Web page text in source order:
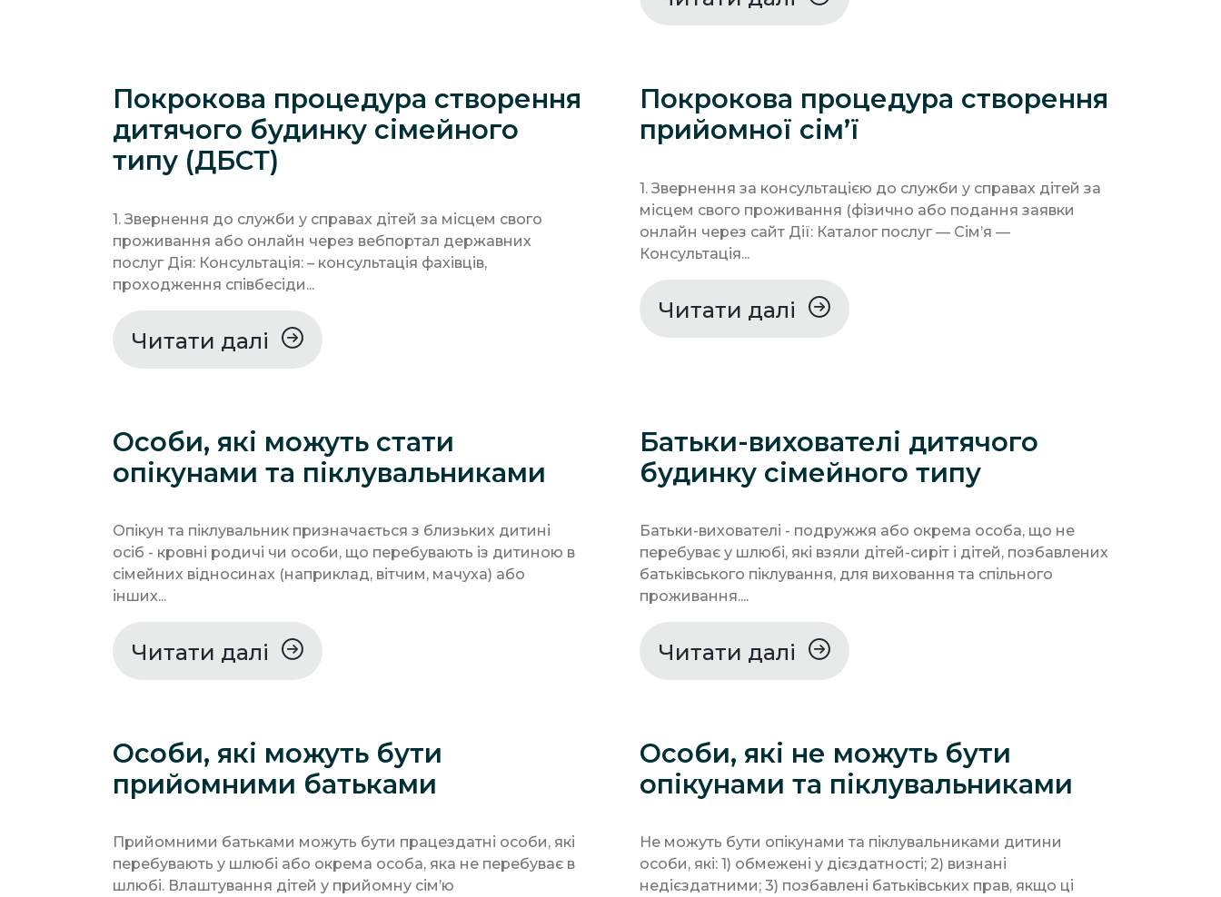
Покрокова процедура створення
дитячого будинку сімейного
типу (ДБСТ)
1. Звернення до служби у справах дітей за місцем свого
проживання або онлайн через вебпортал державних
послуг Дія: Консультація: – консультація фахівців,
проходження співбесіди...
Читати далі
Покрокова процедура створення
прийомної сім’ї
1. Звернення за консультацією до служби у справах дітей за
місцем свого проживання (фізично або подання заявки
онлайн через сайт Дії: Каталог послуг — Сім’я —
Консультація...
Читати далі
Особи, які можуть стати
опікунами та піклувальниками
Опікун та піклувальник призначається з близьких дитині
осіб - кровні родичі чи особи, що перебувають із дитиною в
сімейних відносинах (наприклад, вітчим, мачуха) або
інших...
Читати далі
Батьки-вихователі дитячого
будинку сімейного типу
Батьки-вихователі - подружжя або окрема особа, що не
перебуває у шлюбі, які взяли дітей-сиріт і дітей, позбавлених
батьківського піклування, для виховання та спільного
проживання....
Читати далі
Особи, які можуть бути
прийомними батьками
Прийомними батьками можуть бути працездатні особи, які
перебувають у шлюбі або окрема особа, яка не перебуває в
шлюбі. Влаштування дітей у прийомну сім’ю
Особи, які не можуть бути
опікунами та піклувальниками
Не можуть бути опікунами та піклувальниками дитини
особи, які: 1) обмежені у дієздатності; 2) визнані
недієздатними; 3) позбавлені батьківських прав, якщо ці